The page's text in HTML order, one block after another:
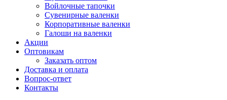
Войлочные тапочки
Сувенирные валенки
Корпоративные валенки
Галоши на валенки
Акции
Оптовикам
Заказать оптом
Доставка и оплата
Вопрос-ответ
Контакты